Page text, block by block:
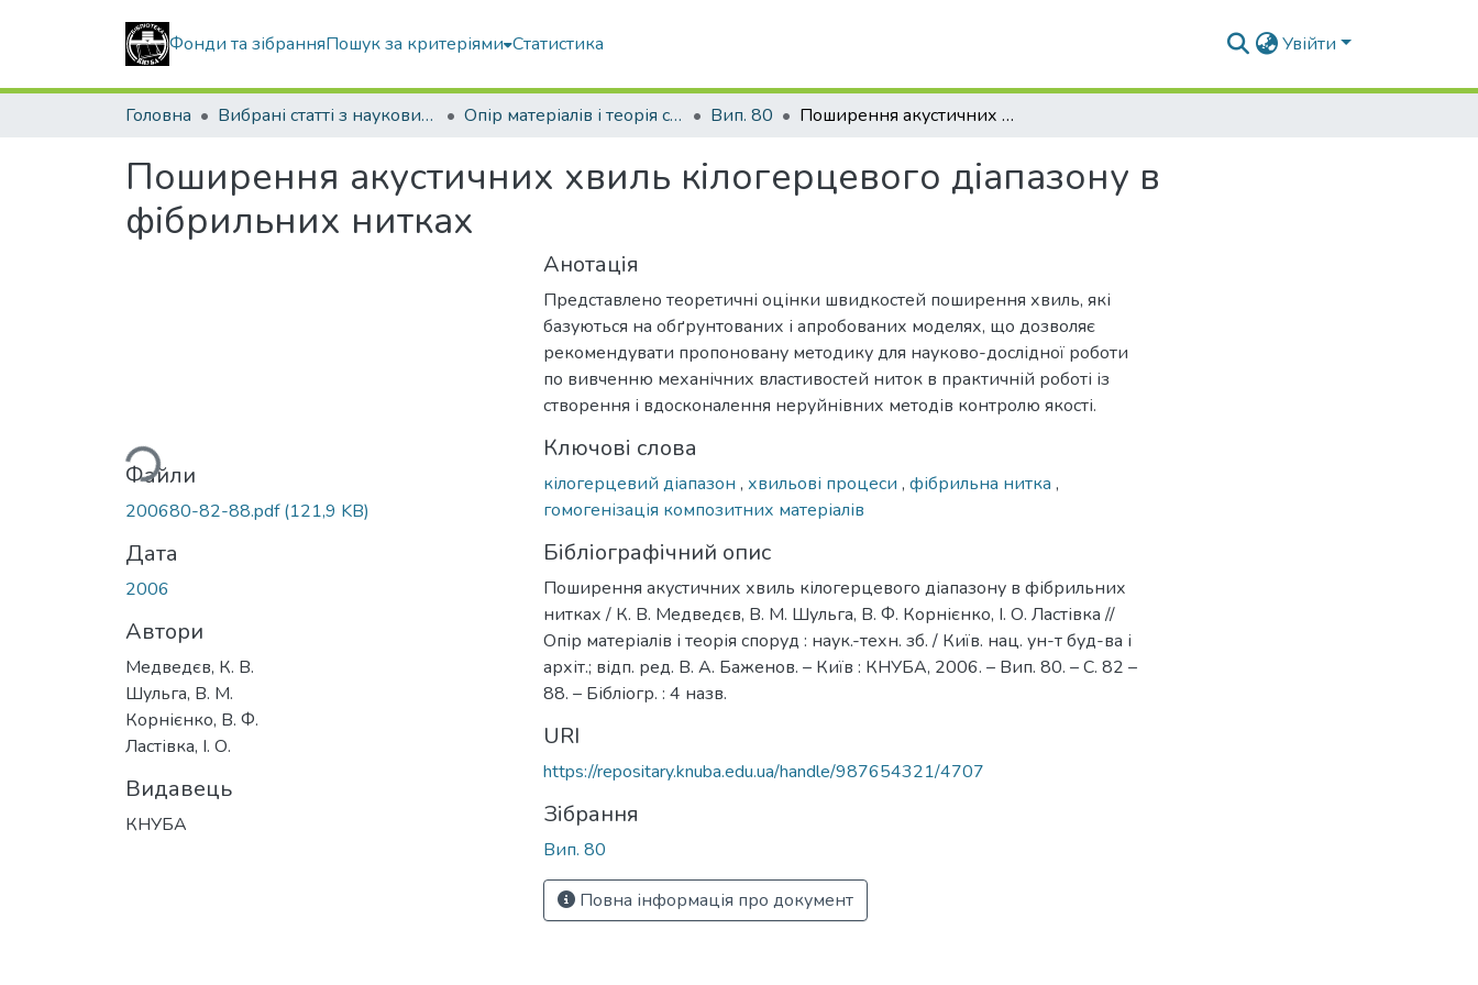
Фонди та зібранняПошук за критеріями Статистика Увійти
Головна Вибрані статті з наукових збірників КНУБА Опір матеріалів і теорія споруд Вип. 80 Поширення акустичних хвиль кілогерцевого діапазону в фібрильних нитках
Поширення акустичних хвиль кілогерцевого діапазону в
фібрильних нитках
Вантажиться...
Файли
200680-82-88.pdf(121,9 KB)
Дата
2006
Автори
Медведєв, К. В.
Шульга, В. М.
Корнієнко, В. Ф.
Ластівка, І. О.
Видавець
КНУБА
Анотація
Представлено теоретичні оцінки швидкостей поширення хвиль, які
базуються на обґрунтованих і апробованих моделях, що дозволяє
рекомендувати пропоновану методику для науково-дослідної роботи
по вивченню механічних властивостей ниток в практичній роботі із
створення і вдосконалення неруйнівних методів контролю якості.
Ключові слова
кілогерцевий діапазон , хвильові процеси , фібрильна нитка ,
гомогенізація композитних матеріалів
Бібліографічний опис
Поширення акустичних хвиль кілогерцевого діапазону в фібрильних
нитках / К. В. Медведєв, В. М. Шульга, В. Ф. Корнієнко, І. О. Ластівка //
Опір матеріалів і теорія споруд : наук.-техн. зб. / Київ. нац. ун-т буд-ва і
архіт.; відп. ред. В. А. Баженов. – Київ : КНУБА, 2006. – Вип. 80. – С. 82 –
88. – Бібліогр. : 4 назв.
URI
https://repositary.knuba.edu.ua/handle/987654321/4707
Зібрання
Вип. 80
Повна інформація про документ